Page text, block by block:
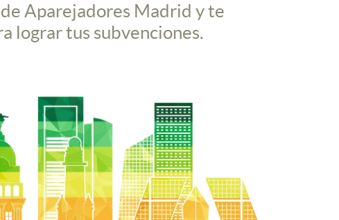
Aparejadores Madrid y te
lograr tus subvenciones.